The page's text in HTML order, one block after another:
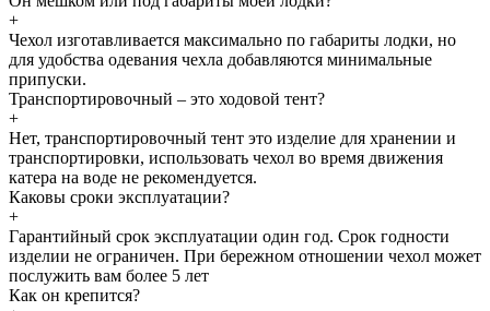
+
Чехол изготавливается максимально по габариты лодки, но
для удобства одевания чехла добавляются минимальные
припуски.
Транспортировочный – это ходовой тент?
+
Нет, транспортировочный тент это изделие для хранении и
транспортировки, использовать чехол во время движения
катера на воде не рекомендуется.
Каковы сроки эксплуатации?
+
Гарантийный срок эксплуатации один год. Срок годности
изделии не ограничен. При бережном отношении чехол может
послужить вам более 5 лет
Как он крепится?